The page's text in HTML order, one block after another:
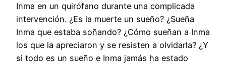
Inma en un quirófano durante una complicada
intervención. ¿Es la muerte un sueño? ¿Sueña
Inma que estaba soñando? ¿Cómo sueñan a Inma
los que la apreciaron y se resisten a olvidarla? ¿Y
si todo es un sueño e Inma jamás ha estado